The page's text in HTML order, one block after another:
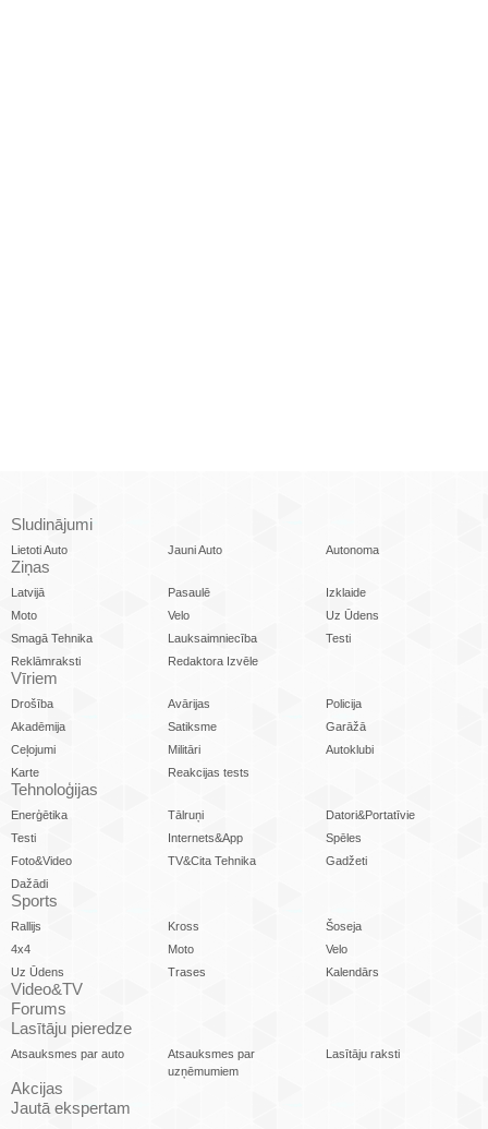
Sludinājumi
Lietoti Auto Jauni Auto Autonoma
Ziņas
Latvijā Pasaulē
Izklaide
Moto
Velo
Uz Ūdens
Smagā Tehnika
Lauksaimniecība
Testi
Reklāmraksti
Redaktora Izvēle
Vīriem
Drošība Avārijas
Policija
Akadēmija
Satiksme
Garāžā
Ceļojumi
Militāri
Autoklubi
Karte
Reakcijas tests
Tehnoloģijas
Enerģētika Tālruņi
Datori&Portatīvie
Testi
Internets&App
Spēles
Foto&Video
TV&Cita Tehnika
Gadžeti
Dažādi
Sports
Rallijs Kross
Šoseja
4x4
Moto
Velo
Uz Ūdens
Trases Kalendārs
Video&TV
Forums
Lasītāju pieredze
Atsauksmes par auto
Atsauksmes par
uzņēmumiem
Lasītāju raksti
Akcijas
Jautā ekspertam